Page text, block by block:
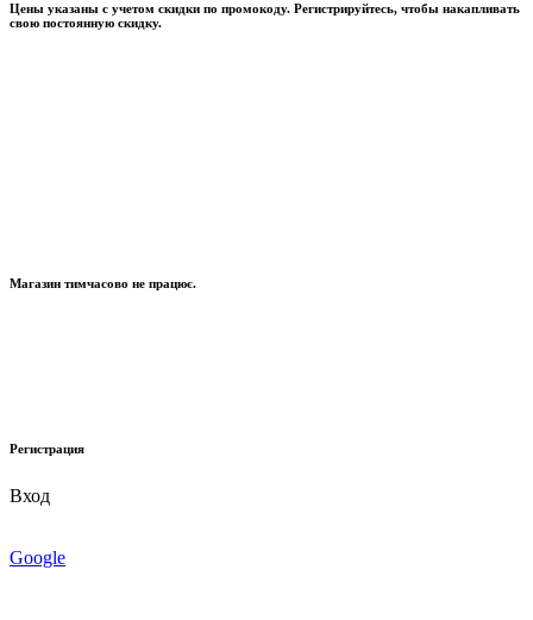
Цены указаны с учетом скидки по промокоду. Регистрируйтесь, чтобы накапливать
свою постоянную скидку.
Магазин тимчасово не працює.
Регистрация
Вход
Google